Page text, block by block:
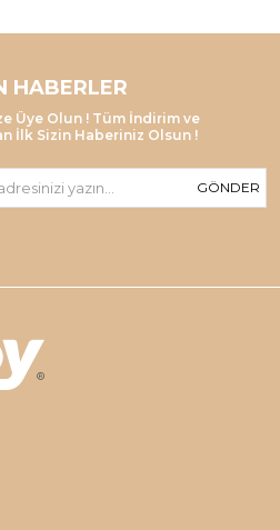
HABERLER
Üye Olun ! Tüm İndirim ve
İlk Sizin Haberiniz Olsun !
GÖNDER